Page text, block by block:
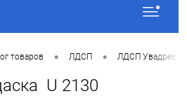
товаров • ЛДСП • ЛДСП Увадрев
U 2130